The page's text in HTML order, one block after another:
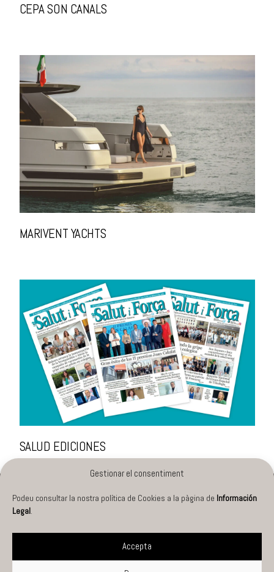
Gestionar el consentiment
Podeu consultar la nostra política de Cookies a la pàgina de Información
Legal
Accepta
CEPA SON CANALS
MARIVENT YACHTS
SALUD EDICIONES
PROJECTES
SERVEIS
Info legal